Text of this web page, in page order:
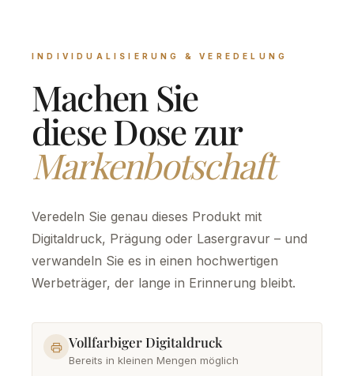
INDIVIDUALISIERUNG & VEREDELUNG
Machen Sie
diese Dose zur
Markenbotschaft
Veredeln Sie genau dieses Produkt mit
Digitaldruck, Prägung oder Lasergravur – und
verwandeln Sie es in einen hochwertigen
Werbeträger, der lange in Erinnerung bleibt.
Vollfarbiger Digitaldruck
Bereits in kleinen Mengen möglich